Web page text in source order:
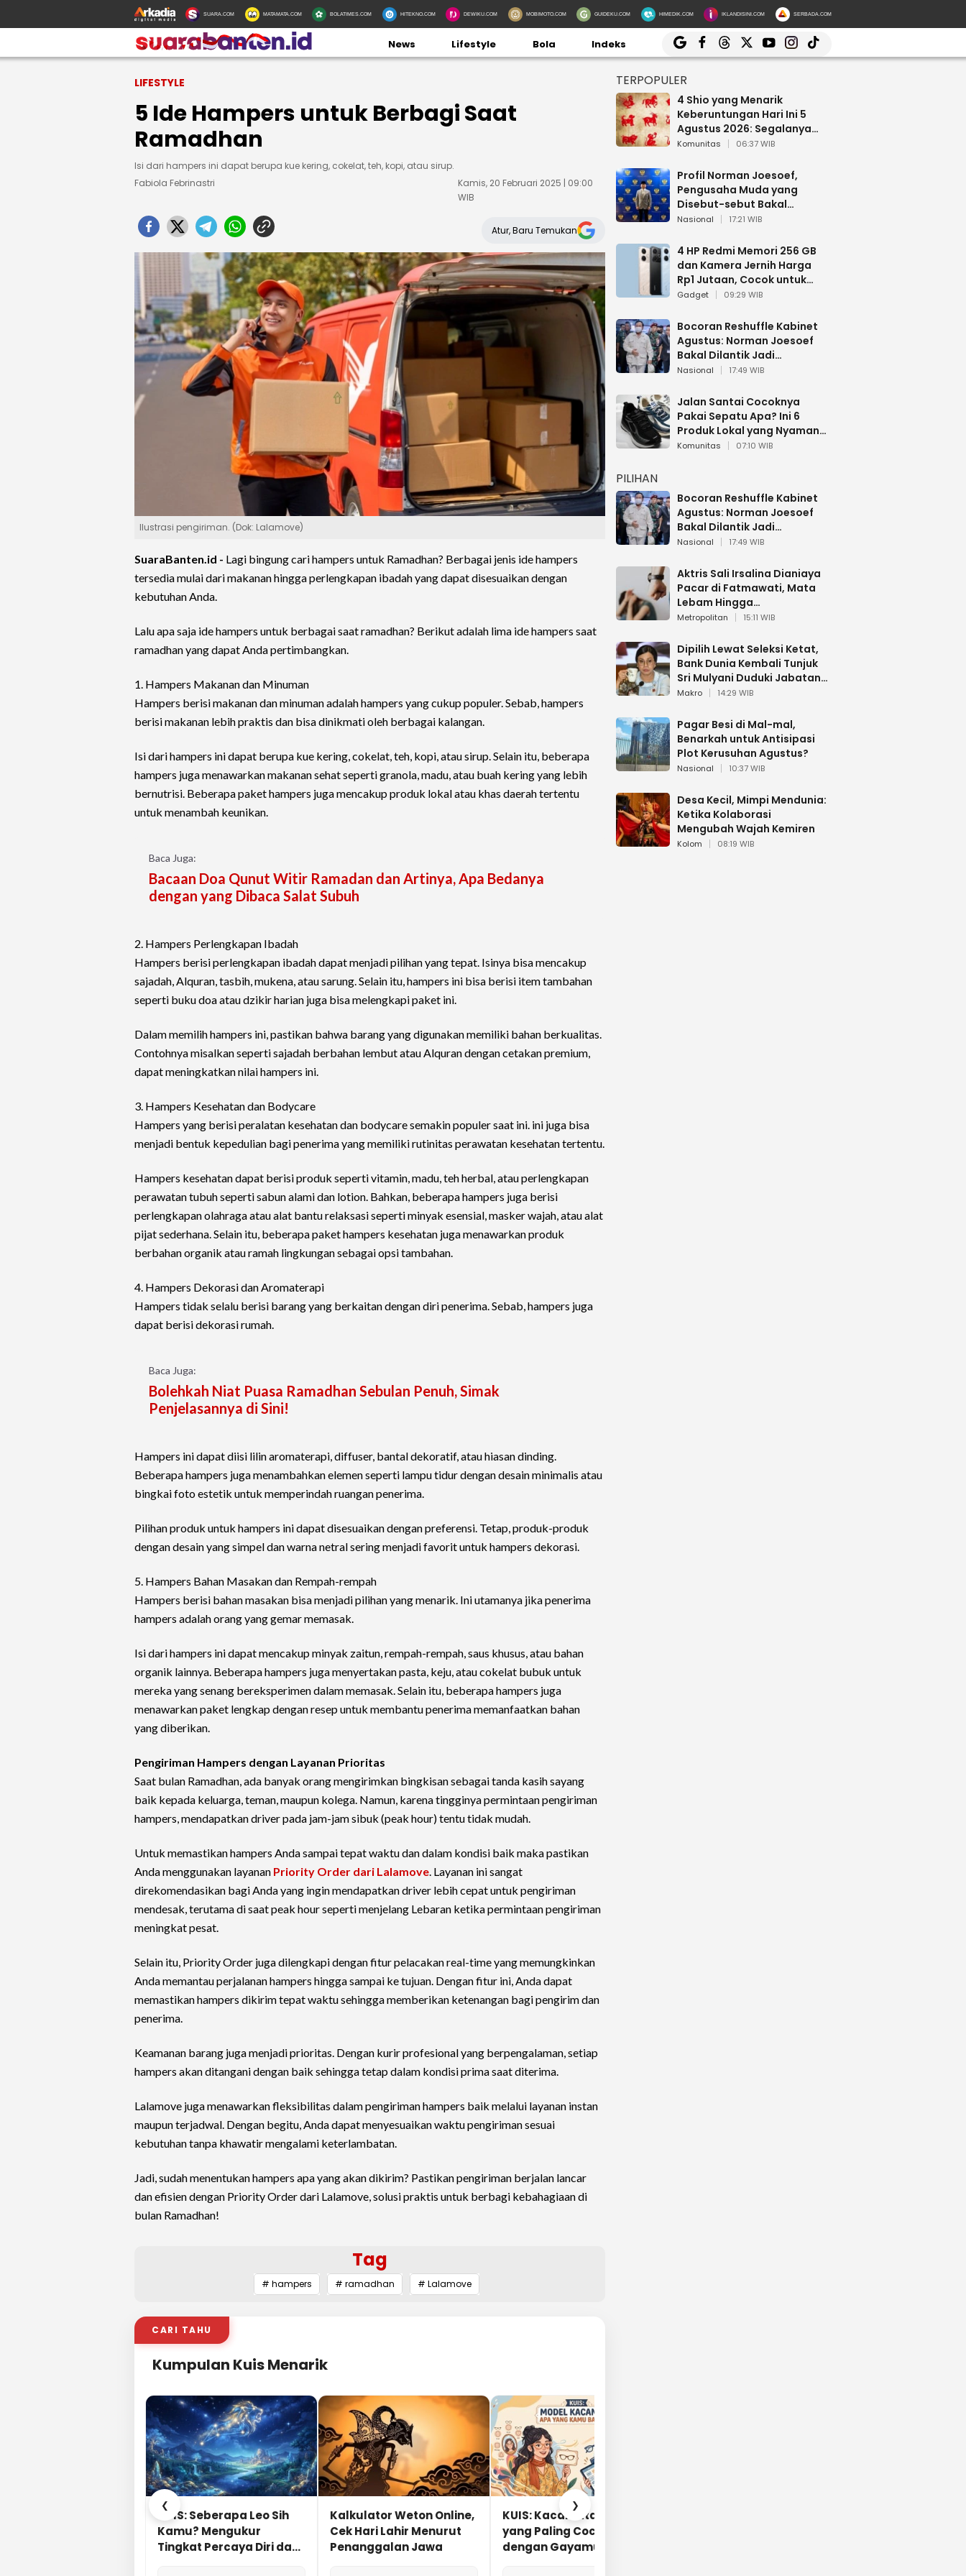
SUARA.COM MATAMATA.COM BOLATIMES.COM HITEKNO.COM DEWIKU.COM MOBIMOTO.COM GUIDEKU.COM HIMEDIK.COM IKLANDISINI.COM SERBADA.COM
News Lifestyle Bola Indeks
LIFESTYLE
5 Ide Hampers untuk Berbagi Saat
Ramadhan
Isi dari hampers ini dapat berupa kue kering, cokelat, teh, kopi, atau sirup.
Fabiola Febrinastri
Kamis, 20 Februari 2025 | 09:00
WIB
Atur, Baru Temukan
Ilustrasi pengiriman. (Dok: Lalamove)
SuaraBanten.id - Lagi bingung cari hampers untuk Ramadhan? Berbagai jenis ide hampers
tersedia mulai dari makanan hingga perlengkapan ibadah yang dapat disesuaikan dengan
kebutuhan Anda.
Lalu apa saja ide hampers untuk berbagai saat ramadhan? Berikut adalah lima ide hampers saat
ramadhan yang dapat Anda pertimbangkan.
1. Hampers Makanan dan Minuman
Hampers berisi makanan dan minuman adalah hampers yang cukup populer. Sebab, hampers
berisi makanan lebih praktis dan bisa dinikmati oleh berbagai kalangan.
Isi dari hampers ini dapat berupa kue kering, cokelat, teh, kopi, atau sirup. Selain itu, beberapa
hampers juga menawarkan makanan sehat seperti granola, madu, atau buah kering yang lebih
bernutrisi. Beberapa paket hampers juga mencakup produk lokal atau khas daerah tertentu
untuk menambah keunikan.
Baca Juga:
Bacaan Doa Qunut Witir Ramadan dan Artinya, Apa Bedanya
dengan yang Dibaca Salat Subuh
2. Hampers Perlengkapan Ibadah
Hampers berisi perlengkapan ibadah dapat menjadi pilihan yang tepat. Isinya bisa mencakup
sajadah, Alquran, tasbih, mukena, atau sarung. Selain itu, hampers ini bisa berisi item tambahan
seperti buku doa atau dzikir harian juga bisa melengkapi paket ini.
Dalam memilih hampers ini, pastikan bahwa barang yang digunakan memiliki bahan berkualitas.
Contohnya misalkan seperti sajadah berbahan lembut atau Alquran dengan cetakan premium,
dapat meningkatkan nilai hampers ini.
3. Hampers Kesehatan dan Bodycare
Hampers yang berisi peralatan kesehatan dan bodycare semakin populer saat ini. ini juga bisa
menjadi bentuk kepedulian bagi penerima yang memiliki rutinitas perawatan kesehatan tertentu.
Hampers kesehatan dapat berisi produk seperti vitamin, madu, teh herbal, atau perlengkapan
perawatan tubuh seperti sabun alami dan lotion. Bahkan, beberapa hampers juga berisi
perlengkapan olahraga atau alat bantu relaksasi seperti minyak esensial, masker wajah, atau alat
pijat sederhana. Selain itu, beberapa paket hampers kesehatan juga menawarkan produk
berbahan organik atau ramah lingkungan sebagai opsi tambahan.
4. Hampers Dekorasi dan Aromaterapi
Hampers tidak selalu berisi barang yang berkaitan dengan diri penerima. Sebab, hampers juga
dapat berisi dekorasi rumah.
Baca Juga:
Bolehkah Niat Puasa Ramadhan Sebulan Penuh, Simak
Penjelasannya di Sini!
Hampers ini dapat diisi lilin aromaterapi, diffuser, bantal dekoratif, atau hiasan dinding.
Beberapa hampers juga menambahkan elemen seperti lampu tidur dengan desain minimalis atau
bingkai foto estetik untuk memperindah ruangan penerima.
Pilihan produk untuk hampers ini dapat disesuaikan dengan preferensi. Tetap, produk-produk
dengan desain yang simpel dan warna netral sering menjadi favorit untuk hampers dekorasi.
5. Hampers Bahan Masakan dan Rempah-rempah
Hampers berisi bahan masakan bisa menjadi pilihan yang menarik. Ini utamanya jika penerima
hampers adalah orang yang gemar memasak.
Isi dari hampers ini dapat mencakup minyak zaitun, rempah-rempah, saus khusus, atau bahan
organik lainnya. Beberapa hampers juga menyertakan pasta, keju, atau cokelat bubuk untuk
mereka yang senang bereksperimen dalam memasak. Selain itu, beberapa hampers juga
menawarkan paket lengkap dengan resep untuk membantu penerima memanfaatkan bahan
yang diberikan.
Pengiriman Hampers dengan Layanan Prioritas
Saat bulan Ramadhan, ada banyak orang mengirimkan bingkisan sebagai tanda kasih sayang
baik kepada keluarga, teman, maupun kolega. Namun, karena tingginya permintaan pengiriman
hampers, mendapatkan driver pada jam-jam sibuk (peak hour) tentu tidak mudah.
Untuk memastikan hampers Anda sampai tepat waktu dan dalam kondisi baik maka pastikan
Anda menggunakan layanan Priority Order dari Lalamove. Layanan ini sangat
direkomendasikan bagi Anda yang ingin mendapatkan driver lebih cepat untuk pengiriman
mendesak, terutama di saat peak hour seperti menjelang Lebaran ketika permintaan pengiriman
meningkat pesat.
Selain itu, Priority Order juga dilengkapi dengan fitur pelacakan real-time yang memungkinkan
Anda memantau perjalanan hampers hingga sampai ke tujuan. Dengan fitur ini, Anda dapat
memastikan hampers dikirim tepat waktu sehingga memberikan ketenangan bagi pengirim dan
penerima.
Keamanan barang juga menjadi prioritas. Dengan kurir profesional yang berpengalaman, setiap
hampers akan ditangani dengan baik sehingga tetap dalam kondisi prima saat diterima.
Lalamove juga menawarkan fleksibilitas dalam pengiriman hampers baik melalui layanan instan
maupun terjadwal. Dengan begitu, Anda dapat menyesuaikan waktu pengiriman sesuai
kebutuhan tanpa khawatir mengalami keterlambatan.
Jadi, sudah menentukan hampers apa yang akan dikirim? Pastikan pengiriman berjalan lancar
dan efisien dengan Priority Order dari Lalamove, solusi praktis untuk berbagi kebahagiaan di
bulan Ramadhan!
Tag
# hampers # ramadhan # Lalamove
CARI TAHU
Kumpulan Kuis Menarik
❮
KUIS: Seberapa Leo Sih
Kamu? Mengukur
Tingkat Percaya Diri dan
Kalkulator Weton Online,
Cek Hari Lahir Menurut
Penanggalan Jawa
KUIS: Kacamata Apa
yang Paling Cocok
dengan Gayamu?
❯
TERPOPULER
4 Shio yang Menarik
Keberuntungan Hari Ini 5
Agustus 2026: Segalanya
Berjalan Lancar
Komunitas 06:37 WIB
Profil Norman Joesoef,
Pengusaha Muda yang
Disebut-sebut Bakal
Dilantik Jadi Wamenhan RI
Nasional 17:21 WIB
4 HP Redmi Memori 256 GB
dan Kamera Jernih Harga
Rp1 Jutaan, Cocok untuk
Multitasking
Gadget 09:29 WIB
Bocoran Reshuffle Kabinet
Agustus: Norman Joesoef
Bakal Dilantik Jadi
Wamenhan RI
Nasional 17:49 WIB
Jalan Santai Cocoknya
Pakai Sepatu Apa? Ini 6
Produk Lokal yang Nyaman
Buat 17 Agustusan
Komunitas 07:10 WIB
PILIHAN
Bocoran Reshuffle Kabinet
Agustus: Norman Joesoef
Bakal Dilantik Jadi
Wamenhan RI
Nasional 17:49 WIB
Aktris Sali Irsalina Dianiaya
Pacar di Fatmawati, Mata
Lebam Hingga
Diselamatkan Polantas
Metropolitan 15:11 WIB
Dipilih Lewat Seleksi Ketat,
Bank Dunia Kembali Tunjuk
Sri Mulyani Duduki Jabatan
Strategis
Makro 14:29 WIB
Pagar Besi di Mal-mal,
Benarkah untuk Antisipasi
Plot Kerusuhan Agustus?
Nasional 10:37 WIB
Desa Kecil, Mimpi Mendunia:
Ketika Kolaborasi
Mengubah Wajah Kemiren
Kolom 08:19 WIB